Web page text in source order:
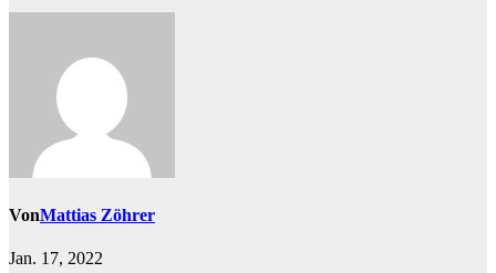
VonMattias Zöhrer
Jan. 17, 2022